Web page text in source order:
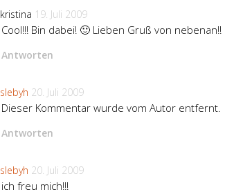
kristina 19. Juli 2009
Cool!!! Bin dabei! 🙂 Lieben Gruß von nebenan!!
Antworten
slebyh 20. Juli 2009
Dieser Kommentar wurde vom Autor entfernt.
Antworten
slebyh 20. Juli 2009
ich freu mich!!!